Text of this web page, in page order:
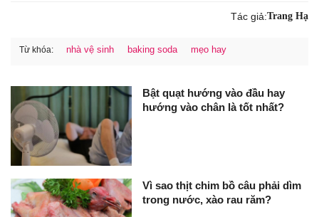
Tác giả:Trang Hạ
Từ khóa: nhà vệ sinh baking soda mẹo hay
Bật quạt hướng vào đầu hay
hướng vào chân là tốt nhất?
Vì sao thịt chim bồ câu phải dìm
trong nước, xào rau răm?